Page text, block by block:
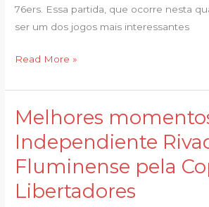
76ers. Essa partida, que ocorre nesta
ser um dos jogos mais interessantes
7…
Read More »
Melhores
Independiente
Fluminense pela
Libertadores
Melhores
Independiente
Rivadavia
1
x